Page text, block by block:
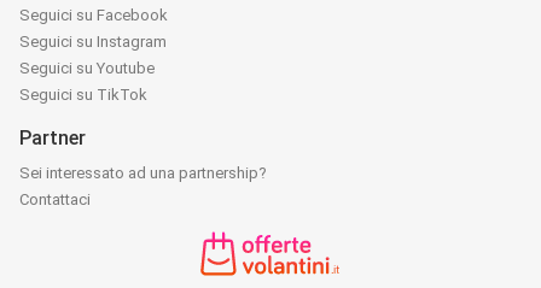
Seguici su Facebook
Seguici su Instagram
Seguici su Youtube
Seguici su TikTok
Partner
Sei interessato ad una partnership?
Contattaci